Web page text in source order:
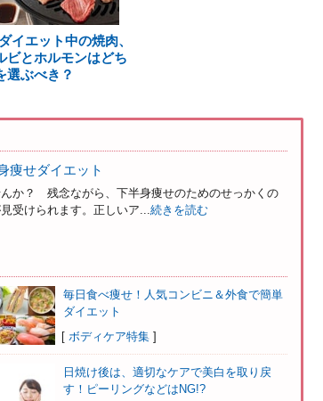
イエット中の焼肉、
ビとホルモンはどち
選ぶべき？
痩せダイエット
か？ 残念ながら、下半身痩せのためのせっかくの
受けられます。正しいア...続きを読む
毎日食べ痩せ！人気コンビニ＆外食で簡単
ダイエット
[ ボディケア特集 ]
日焼け後は、適切なケアで美白を取り戻
す！ピーリングなどはNG!?